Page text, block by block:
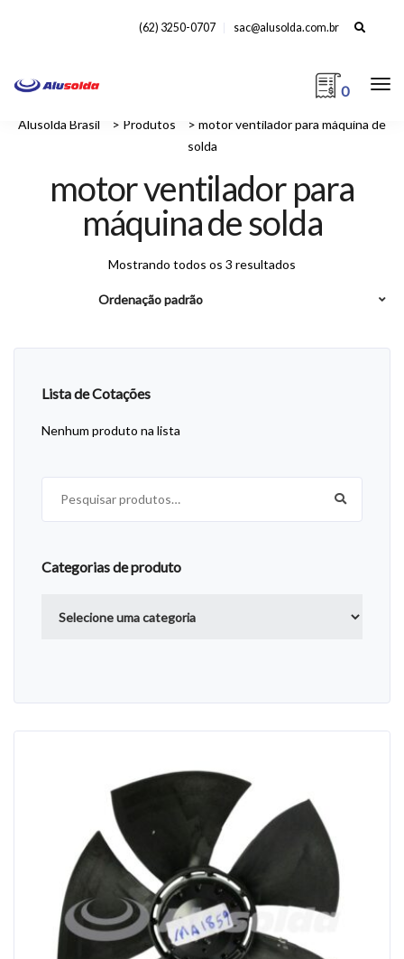
Search
(62) 3250-0707 sac@alusolda.com.br
0
Alusolda Brasil > Produtos > motor ventilador para máquina de
solda
motor ventilador para
máquina de solda
Mostrando todos os 3 resultados
Lista de Cotações
Nenhum produto na lista
Categorias de produto